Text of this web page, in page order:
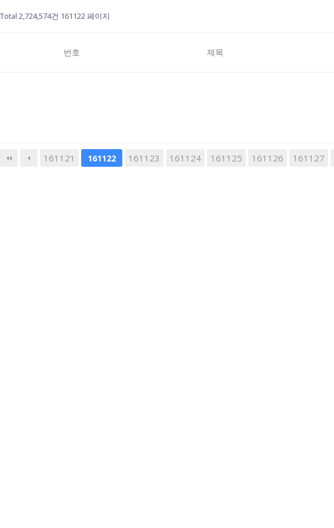
Total 2,724,574건 161122 페이지
번호 제목
161121 161122 161123 161124 161125 161126 161127
다음 맨끝